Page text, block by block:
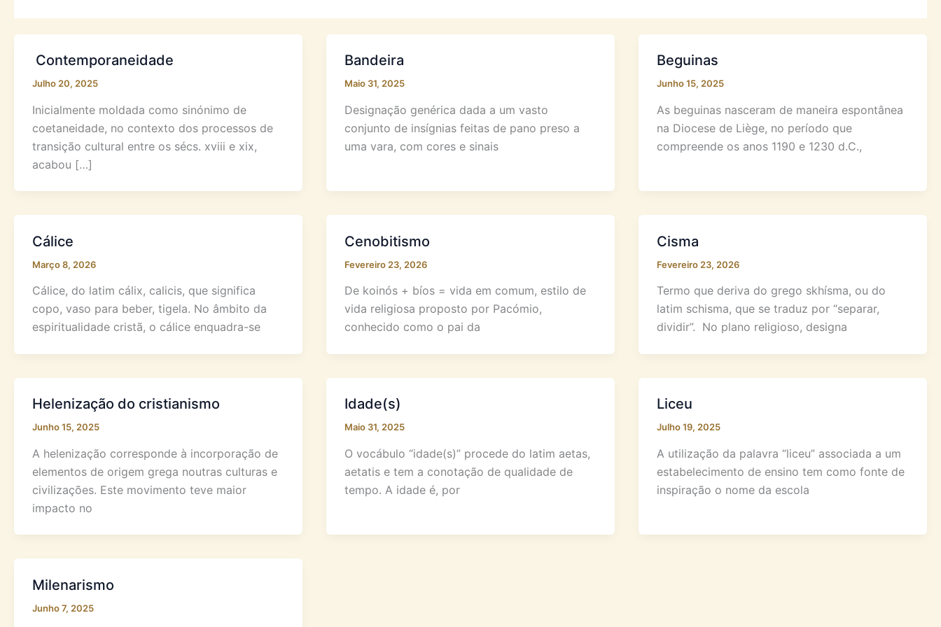
Contemporaneidade
Julho 20, 2025
Inicialmente moldada como sinónimo de
coetaneidade, no contexto dos processos de
transição cultural entre os sécs. xviii e xix,
acabou […]
Bandeira
Maio 31, 2025
Designação genérica dada a um vasto
conjunto de insígnias feitas de pano preso a
uma vara, com cores e sinais
Beguinas
Junho 15, 2025
As beguinas nasceram de maneira espontânea
na Diocese de Liège, no período que
compreende os anos 1190 e 1230 d.C.,
Cálice
Março 8, 2026
Cálice, do latim cálix, calicis, que significa
copo, vaso para beber, tigela. No âmbito da
espiritualidade cristã, o cálice enquadra-se
Cenobitismo
Fevereiro 23, 2026
De koinós + bíos = vida em comum, estilo de
vida religiosa proposto por Pacómio,
conhecido como o pai da
Cisma
Fevereiro 23, 2026
Termo que deriva do grego skhísma, ou do
latim schisma, que se traduz por “separar,
dividir”. No plano religioso, designa
Helenização do cristianismo
Junho 15, 2025
A helenização corresponde à incorporação de
elementos de origem grega noutras culturas e
civilizações. Este movimento teve maior
impacto no
Idade(s)
Maio 31, 2025
O vocábulo “idade(s)” procede do latim aetas,
aetatis e tem a conotação de qualidade de
tempo. A idade é, por
Liceu
Julho 19, 2025
A utilização da palavra “liceu” associada a um
estabelecimento de ensino tem como fonte de
inspiração o nome da escola
Milenarismo
Junho 7, 2025